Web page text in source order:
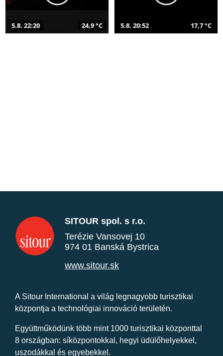
5.8. 22:20 24,9 °C 5.8. 20:52 17,7 °C
SITOUR spol. s r.o.
Terézie Vansovej 10
974 01 Banská Bystrica
www.sitour.sk
A Sitour International a világ legnagyobb turisztikai
központja a technológiai innováció területén.
Együttműködünk több mint 1000 turisztikai központtal
8 országban: síközpontokkal, hegyi üdülőhelyekkel,
uszodákkal és egyebekkel.